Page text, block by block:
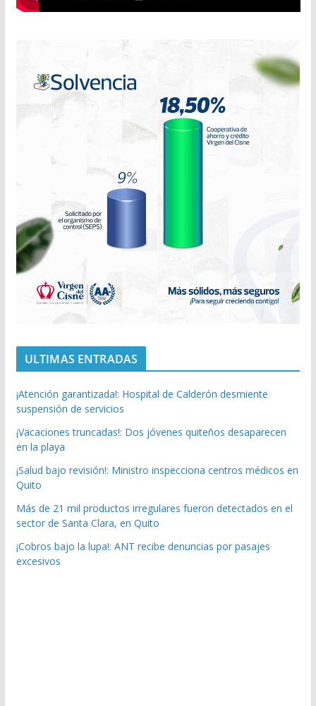
ULTIMAS ENTRADAS
¡Atención garantizada!: Hospital de Calderón desmiente
suspensión de servicios
¡Vacaciones truncadas!: Dos jóvenes quiteños desaparecen
en la playa
¡Salud bajo revisión!: Ministro inspecciona centros médicos en
Quito
Más de 21 mil productos irregulares fueron detectados en el
sector de Santa Clara, en Quito
¡Cobros bajo la lupa!: ANT recibe denuncias por pasajes
excesivos